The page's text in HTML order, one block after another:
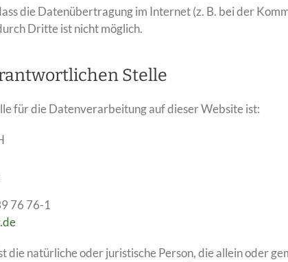
die Datenübertragung im Internet (z. B. bei der
Dritte ist nicht möglich.
Stelle
für die Datenverarbeitung auf dieser Website ist:
76 76-1
die natürliche oder juristische Person, die allein oder